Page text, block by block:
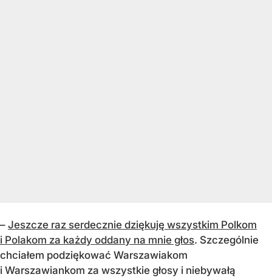
– Jeszcze raz serdecznie dziękuję wszystkim Polkom
i Polakom za każdy oddany na mnie głos. Szczególnie
chciałem podziękować Warszawiakom
i Warszawiankom za wszystkie głosy i niebywałą